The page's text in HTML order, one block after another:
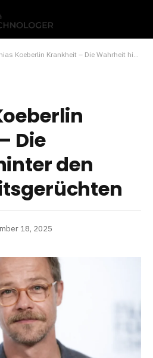
Koeberlin Krankheit – Die Wahrheit hinter den Gesundheitsgerüchten
Die
den
18, 2025